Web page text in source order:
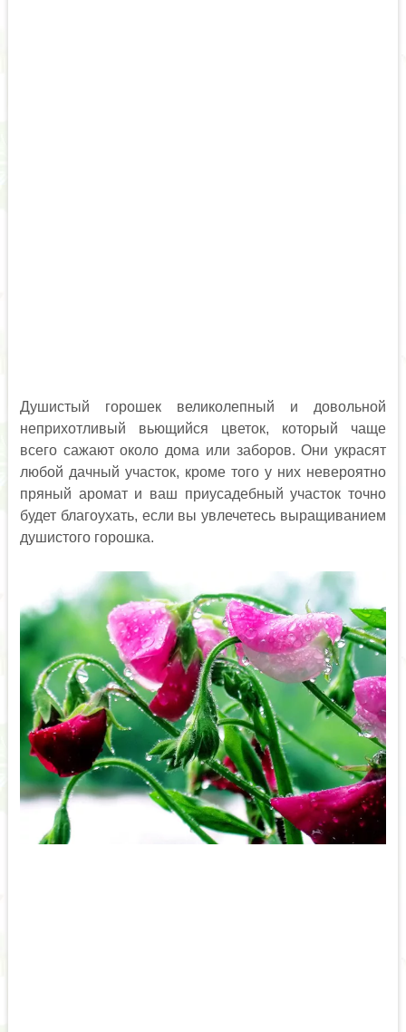
Душистый горошек великолепный и довольной
неприхотливый вьющийся цветок, который чаще
всего сажают около дома или заборов. Они украсят
любой дачный участок, кроме того у них невероятно
пряный аромат и ваш приусадебный участок точно
будет благоухать, если вы увлечетесь выращиванием
душистого горошка.